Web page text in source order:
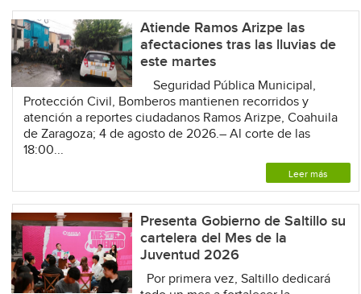
Atiende Ramos Arizpe las
afectaciones tras las lluvias de
este martes
Seguridad Pública Municipal,
Protección Civil, Bomberos mantienen recorridos y
atención a reportes ciudadanos Ramos Arizpe, Coahuila
de Zaragoza; 4 de agosto de 2026.– Al corte de las
18:00...
Leer más
Presenta Gobierno de Saltillo su
cartelera del Mes de la
Juventud 2026
Por primera vez, Saltillo dedicará